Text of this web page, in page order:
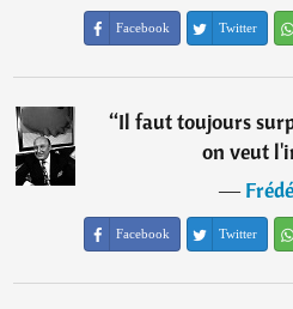
Facebook Twitter
“Il faut toujours
on veut
―
Facebook Twitter